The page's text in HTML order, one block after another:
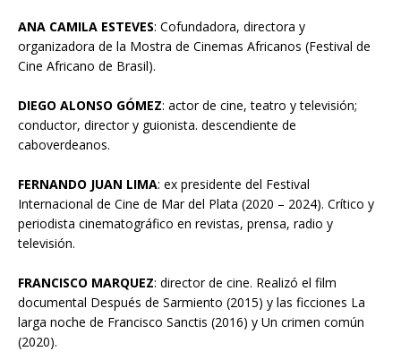
ANA CAMILA ESTEVES: Cofundadora, directora y
organizadora de la Mostra de Cinemas Africanos (Festival de
Cine Africano de Brasil).
DIEGO ALONSO GÓMEZ: actor de cine, teatro y televisión;
conductor, director y guionista. descendiente de
caboverdeanos.
FERNANDO JUAN LIMA: ex presidente del Festival
Internacional de Cine de Mar del Plata (2020 – 2024). Crítico y
periodista cinematográfico en revistas, prensa, radio y
televisión.
FRANCISCO MARQUEZ: director de cine. Realizó el film
documental Después de Sarmiento (2015) y las ficciones La
larga noche de Francisco Sanctis (2016) y Un crimen común
(2020).